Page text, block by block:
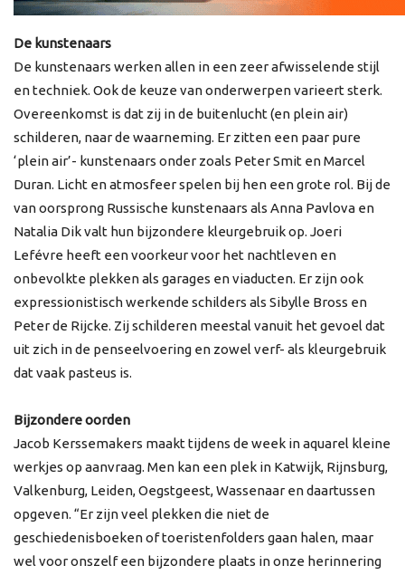
De kunstenaars
De kunstenaars werken allen in een zeer afwisselende stijl
en techniek. Ook de keuze van onderwerpen varieert sterk.
Overeenkomst is dat zij in de buitenlucht (en plein air)
schilderen, naar de waarneming. Er zitten een paar pure
‘plein air’- kunstenaars onder zoals Peter Smit en Marcel
Duran. Licht en atmosfeer spelen bij hen een grote rol. Bij de
van oorsprong Russische kunstenaars als Anna Pavlova en
Natalia Dik valt hun bijzondere kleurgebruik op. Joeri
Lefévre heeft een voorkeur voor het nachtleven en
onbevolkte plekken als garages en viaducten. Er zijn ook
expressionistisch werkende schilders als Sibylle Bross en
Peter de Rijcke. Zij schilderen meestal vanuit het gevoel dat
uit zich in de penseelvoering en zowel verf- als kleurgebruik
dat vaak pasteus is.
Bijzondere oorden
Jacob Kerssemakers maakt tijdens de week in aquarel kleine
werkjes op aanvraag. Men kan een plek in Katwijk, Rijnsburg,
Valkenburg, Leiden, Oegstgeest, Wassenaar en daartussen
opgeven. “Er zijn veel plekken die niet de
geschiedenisboeken of toeristenfolders gaan halen, maar
wel voor onszelf een bijzondere plaats in onze herinnering